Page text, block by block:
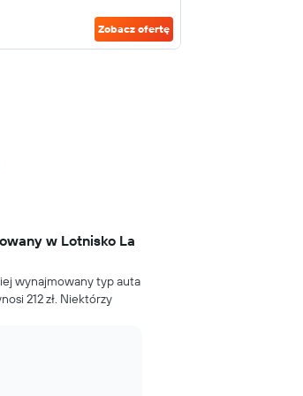
Zobacz ofertę
w Lotnisko La
wynajmowany typ auta
212 zł. Niektórzy